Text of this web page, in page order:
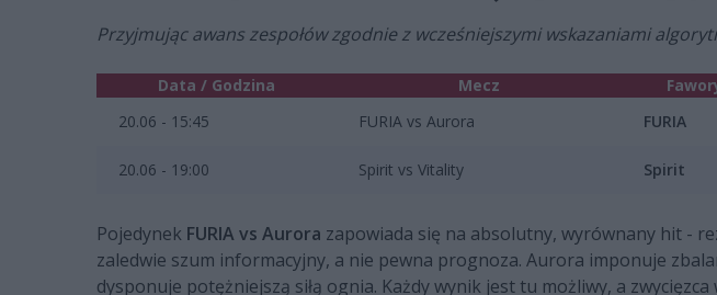
Przyjmując awans zespołów zgodnie z wcześniejszymi wskazaniami
Data / Godzina Mecz
20.06 - 15:45
FURIA vs Aurora FURIA
20.06 - 19:00 Spirit vs Vitality Spirit
Pojedynek FURIA vs Aurora zapowiada się na absolutny, wyrównany hit -
zaledwie szum informacyjny, a nie pewna prognoza. Aurora imponuje
dysponuje potężniejszą siłą ognia. Każdy wynik jest tu możliwy, a zwycięzca